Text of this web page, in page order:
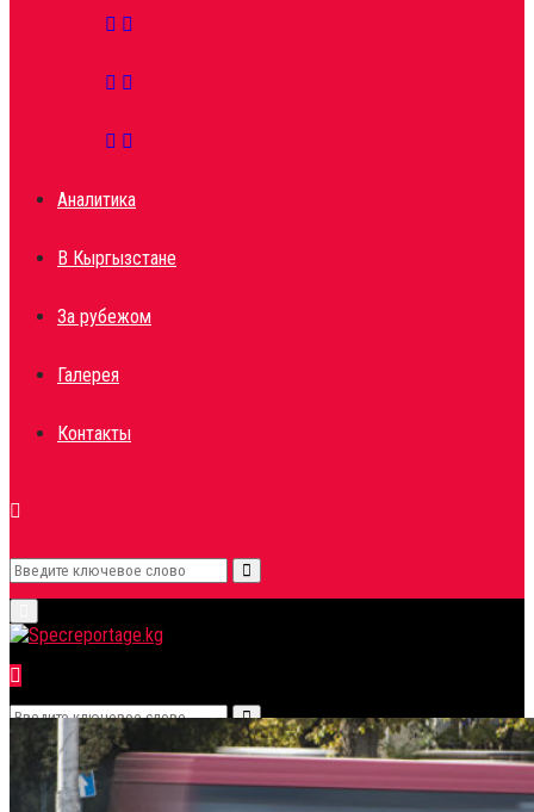
Аналитика
В Кыргызстане
За рубежом
Галерея
Контакты
Search
for:
Search
Menu
Search
for:
Search